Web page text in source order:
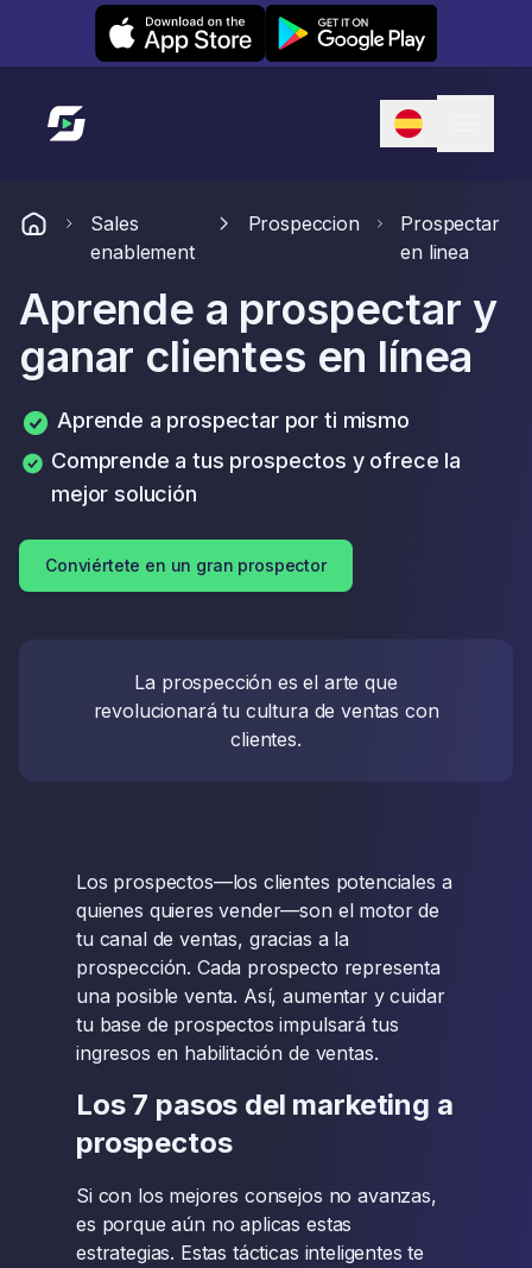
Leexi on iOS Leexi on Android
Enlace a la página de inicio
Sales
enablement
Prospeccion
Prospectar
en linea
Aprende a prospectar y
ganar clientes en línea
Aprende a prospectar por ti mismo
Comprende a tus prospectos y ofrece la
mejor solución
Conviértete en un gran prospector
La prospección es el arte que
revolucionará tu cultura de ventas con
clientes.
Los prospectos—los clientes potenciales a
quienes quieres vender—son el motor de
tu canal de ventas, gracias a la
prospección. Cada prospecto representa
una posible venta. Así, aumentar y cuidar
tu base de prospectos impulsará tus
ingresos en habilitación de ventas.
Los 7 pasos del marketing a
prospectos
Si con los mejores consejos no avanzas,
es porque aún no aplicas estas
estrategias. Estas tácticas inteligentes te